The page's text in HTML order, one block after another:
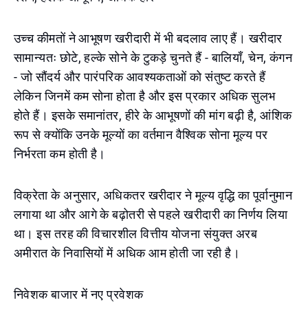
उच्च कीमतों ने आभूषण खरीदारी में भी बदलाव लाए हैं। खरीदार
सामान्यतः छोटे, हल्के सोने के टुकड़े चुनते हैं - बालियाँ, चेन, कंगन
- जो सौंदर्य और पारंपरिक आवश्यकताओं को संतुष्ट करते हैं
लेकिन जिनमें कम सोना होता है और इस प्रकार अधिक सुलभ
होते हैं। इसके समानांतर, हीरे के आभूषणों की मांग बढ़ी है, आंशिक
रूप से क्योंकि उनके मूल्यों का वर्तमान वैश्विक सोना मूल्य पर
निर्भरता कम होती है।
विक्रेता के अनुसार, अधिकतर खरीदार ने मूल्य वृद्धि का पूर्वानुमान
लगाया था और आगे के बढ़ोतरी से पहले खरीदारी का निर्णय लिया
था। इस तरह की विचारशील वित्तीय योजना संयुक्त अरब
अमीरात के निवासियों में अधिक आम होती जा रही है।
निवेशक बाजार में नए प्रवेशक